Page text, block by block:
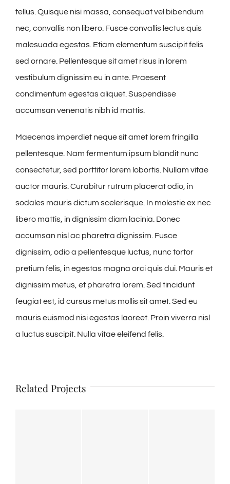
tellus. Quisque nisi massa, consequat vel bibendum
nec, convallis non libero. Fusce convallis lectus quis
malesuada egestas. Etiam elementum suscipit felis
sed ornare. Pellentesque sit amet risus in lorem
vestibulum dignissim eu in ante. Praesent
condimentum egestas aliquet. Suspendisse
accumsan venenatis nibh id mattis.
Maecenas imperdiet neque sit amet lorem fringilla
pellentesque. Nam fermentum ipsum blandit nunc
consectetur, sed porttitor lorem lobortis. Nullam vitae
auctor mauris. Curabitur rutrum placerat odio, in
sodales mauris dictum scelerisque. In molestie ex nec
libero mattis, in dignissim diam lacinia. Donec
accumsan nisl ac pharetra dignissim. Fusce
dignissim, odio a pellentesque luctus, nunc tortor
pretium felis, in egestas magna orci quis dui. Mauris et
dignissim metus, et pharetra lorem. Sed tincidunt
feugiat est, id cursus metus mollis sit amet. Sed eu
mauris euismod nisi egestas laoreet. Proin viverra nisl
a luctus suscipit. Nulla vitae eleifend felis.
Related Projects